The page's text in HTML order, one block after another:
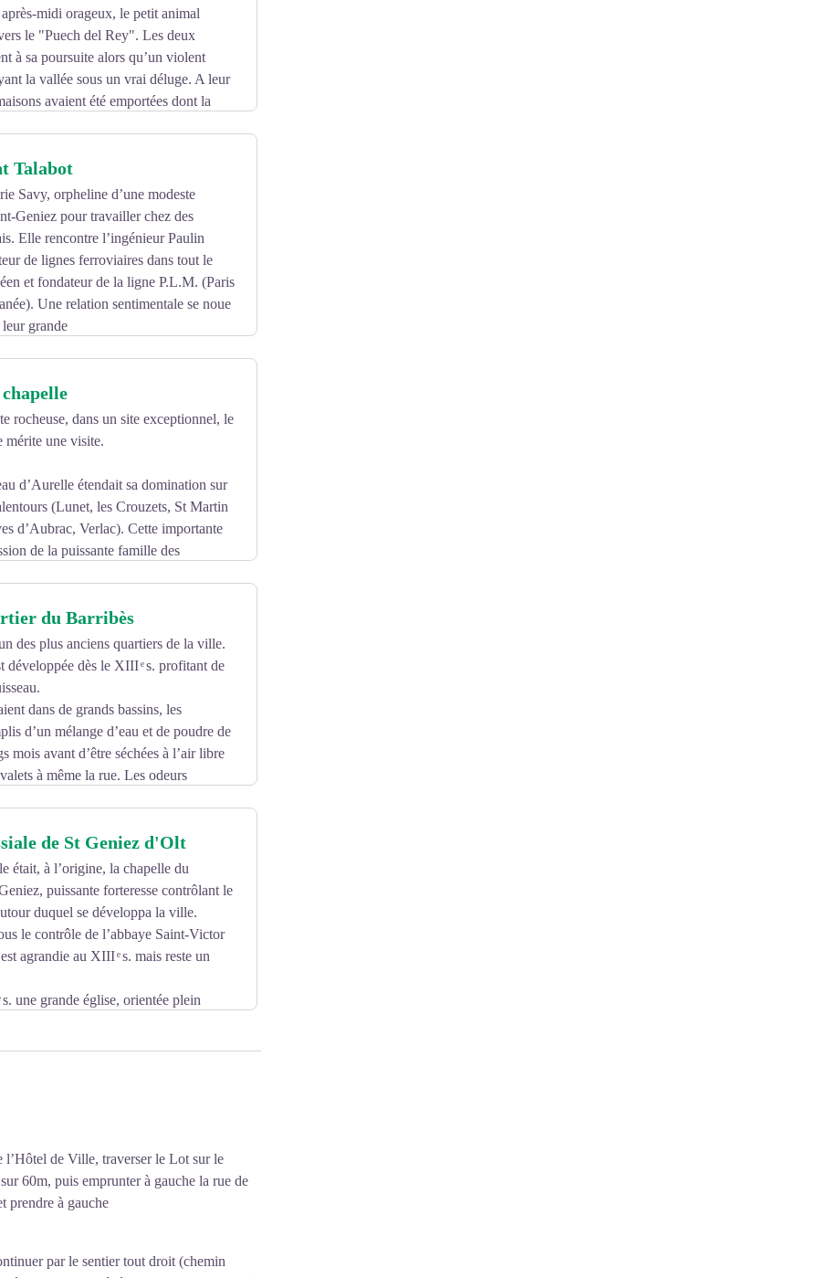
midi orageux, le petit animal
le "Puech del Rey". Les deux
à sa poursuite alors qu’un violent
la vallée sous un vrai déluge. A leur
avaient été emportées dont la
par extension, à tous les habitants.
officiellement les Marmots et
rappelle cette légende.
Talabot
Savy, orpheline d’une modeste
Geniez pour travailler chez des
Elle rencontre l’ingénieur Paulin
de lignes ferroviaires dans tout le
et fondateur de la ligne P.L.M. (Paris
Une relation sentimentale se noue
grande
Marie y fréquente la haute société,
œuvres de Saint-Geniez.
arrivée en grand équipage devant la
œil le retour de cette « parvenue
vous m’abaissez de mon vivant,
une pneumonie qui lui sera
de sa fortune aux indigents de Saint-
Son héritier en confie la
de Louis-Ernest Barrias, les
ait acheté une concession dans le
en valeur. Le neveu de Marie
de l’ancien château.
démonté puis transporté à Saint-
actuel. Il est inauguré le
la ville et le Lot
rocheuse, dans un site exceptionnel, le
mérite une visite.
d’Aurelle étendait sa domination sur
(Lunet, les Crouzets, St Martin
d’Aubrac, Verlac). Cette importante
de la puissante famille des
du seigneur de Canilhac, baron
roman et sur un même plan simple
couronnée par un clocher-
été restaurés dans les années 80 par
régionales, Paris et l’Argentine
par une équipe de bénévoles et
abrite une colonie de "grand
cette espèce à l'échelle de
sera fermée au public du 1 mai au 30
(Grand Rhinolophe) en période de
des espèces protégées.
du Barribès
des plus anciens quartiers de la ville.
développée dès le XIII ͤ s. profitant de
dans de grands bassins, les
d’un mélange d’eau et de poudre de
mois avant d’être séchées à l’air libre
à même la rue. Les odeurs
de police interdit en 1638 aux
Lot. En 1785, Jean-François Rogéry,
dans le Barribès.
de la basane (peau de mouton servant
peaux de mouton. Les cuirs sont
grands centres de négoce.
s., si bien que Saint-Geniez ne
et seulement 2 en 1930. Depuis,
de St Geniez d'Olt
était, à l’origine, la chapelle du
puissante forteresse contrôlant le
duquel se développa la ville.
le contrôle de l’abbaye Saint-Victor
agrandie au XIII ͤ s. mais reste un
une grande église, orientée plein
représentatif de l’art baroque du
représente la Gloire de Saint-
à double volée parfaitement
....
l’Hôtel de Ville, traverser le Lot sur le
60m, puis emprunter à gauche la rue de
prendre à gauche
par le sentier tout droit (chemin